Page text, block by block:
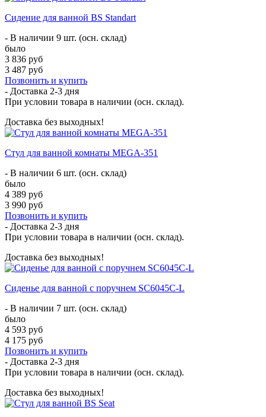
Сидение для ванной BS Standart
- В наличии 9 шт. (осн. склад)
было
3 836 руб
3 487 руб
Позвонить и купить
- Доставка 2-3 дня
При условии товара в наличии (осн. склад).
Доставка без выходных!
Стул для ванной комнаты MEGA-351
- В наличии 6 шт. (осн. склад)
было
4 389 руб
3 990 руб
Позвонить и купить
- Доставка 2-3 дня
При условии товара в наличии (осн. склад).
Доставка без выходных!
Сиденье для ванной с поручнем SC6045C-L
- В наличии 7 шт. (осн. склад)
было
4 593 руб
4 175 руб
Позвонить и купить
- Доставка 2-3 дня
При условии товара в наличии (осн. склад).
Доставка без выходных!